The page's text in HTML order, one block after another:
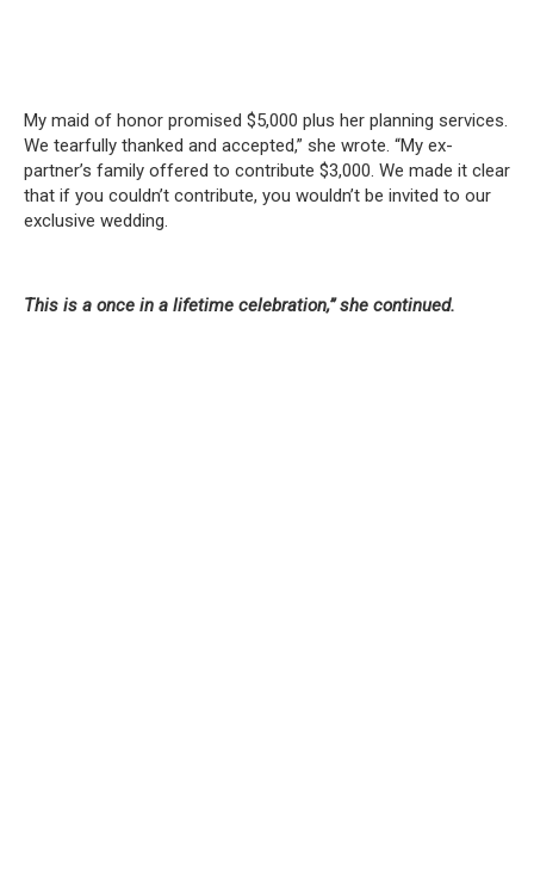
My maid of honor promised $5,000 plus her planning services.
We tearfully thanked and accepted,” she wrote. “My ex-
partner’s family offered to contribute $3,000. We made it clear
that if you couldn’t contribute, you wouldn’t be invited to our
exclusive wedding.
This is a once in a lifetime celebration,” she continued.